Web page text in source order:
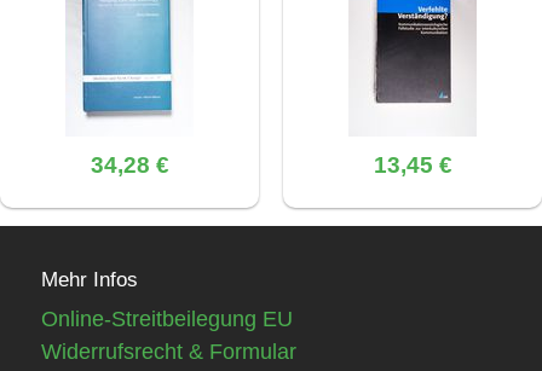
34,28 € 13,45 €
Mehr Infos
Online-Streitbeilegung EU
Widerrufsrecht & Formular